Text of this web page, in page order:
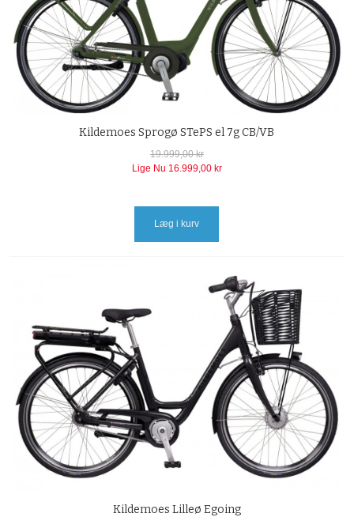
Kildemoes Sprogø STePS el 7g CB/VB
19.999,00 kr
Lige Nu 16.999,00 kr
Læg i kurv
Kildemoes Lilleø Egoing